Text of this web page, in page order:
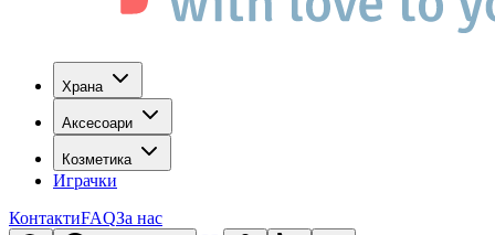
Храна
Аксесоари
Козметика
Играчки
КонтактиFAQЗа нас